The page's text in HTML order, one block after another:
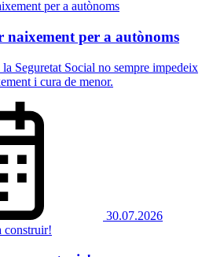
naixement per a autònoms
Seguretat Social no sempre impedeix
i cura de menor.
30.07.2026